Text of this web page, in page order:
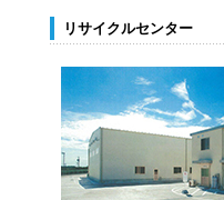
リサイクルセンター